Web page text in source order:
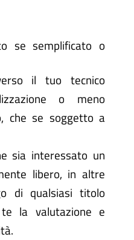
se semplificato o
il tuo tecnico
o meno
che se soggetto a
sia interessato un
libero, in altre
di qualsiasi titolo
la valutazione e